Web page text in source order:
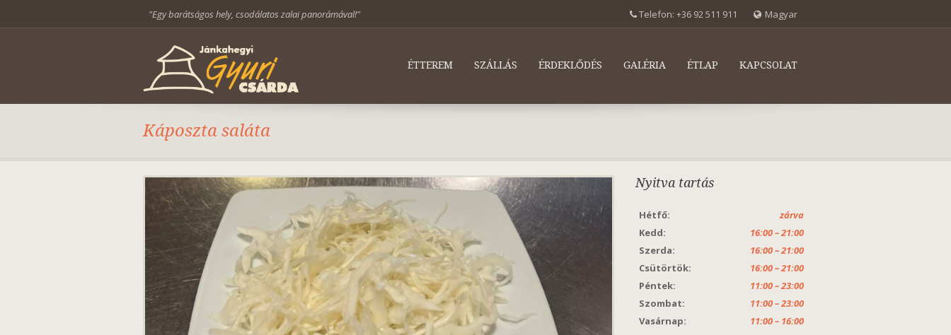
"Egy barátságos hely, csodálatos zalai panorámával!" Telefon: +36 92 511 911 Magyar
ÉTTEREM SZÁLLÁS ÉRDEKLŐDÉS GALÉRIA ÉTLAP KAPCSOLAT
Káposzta saláta
Nyitva tartás
Hétfő:
zárva
Kedd:
16:00 – 21:00
Szerda:
16:00 – 21:00
Csütörtök:
16:00 – 21:00
Péntek:
11:00 – 23:00
Szombat:
11:00 – 23:00
Vasárnap:
11:00 – 16:00